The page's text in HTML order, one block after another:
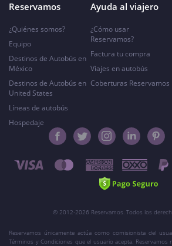
Reservamos
¿Quiénes somos?
Equipo
Destinos de Autobús en
México
Destinos de Autobús en
United States
Líneas de autobús
Hospedaje
Ayuda al viajero
¿Cómo usar
Reservamos?
Factura tu compra
Viajes en autobús
Coberturas Reservamos
© 2012-2026 Reservamos. Todos los
Reservamos únicamente actúa como comisionista del
Términos y Condiciones que el usuario acepta. Reservamos